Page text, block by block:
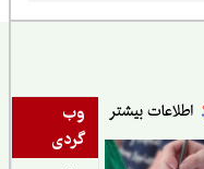
وب
گردی